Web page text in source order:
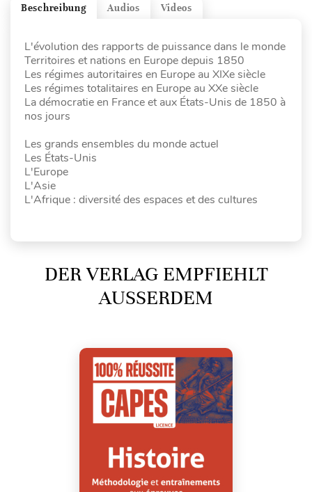
Videos
Audios
Beschreibung
L'évolution des rapports de puissance dans le monde
Territoires et nations en Europe depuis 1850
Les régimes autoritaires en Europe au XIXe siècle
Les régimes totalitaires en Europe au XXe siècle
La démocratie en France et aux États-Unis de 1850 à
nos jours
Les grands ensembles du monde actuel
Les États-Unis
L'Europe
L'Asie
L'Afrique : diversité des espaces et des cultures
DER VERLAG EMPFIEHLT
AUSSERDEM